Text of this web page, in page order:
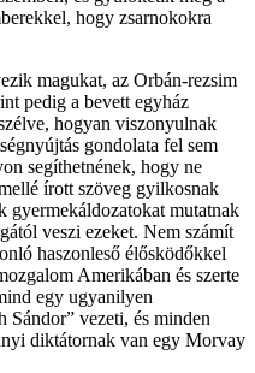
hogy zsarnokokra
magukat, az Orbán-rezsim
pedig a bevett egyház
hogyan viszonyulnak
gondolata fel sem
segíthetnének, hogy ne
írott szöveg gyilkosnak
gyermekáldozatokat mutatnak
veszi ezeket. Nem számít
haszonleső élősködőkkel
Amerikában és szerte
egy ugyanilyen
Sándor” vezeti, és minden
diktátornak van egy Morvay